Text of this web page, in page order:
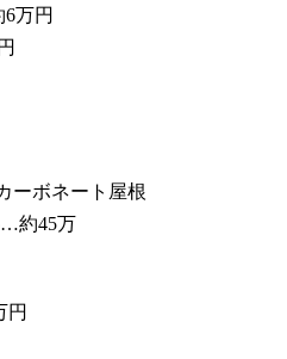
万円
ボネート屋根
45万